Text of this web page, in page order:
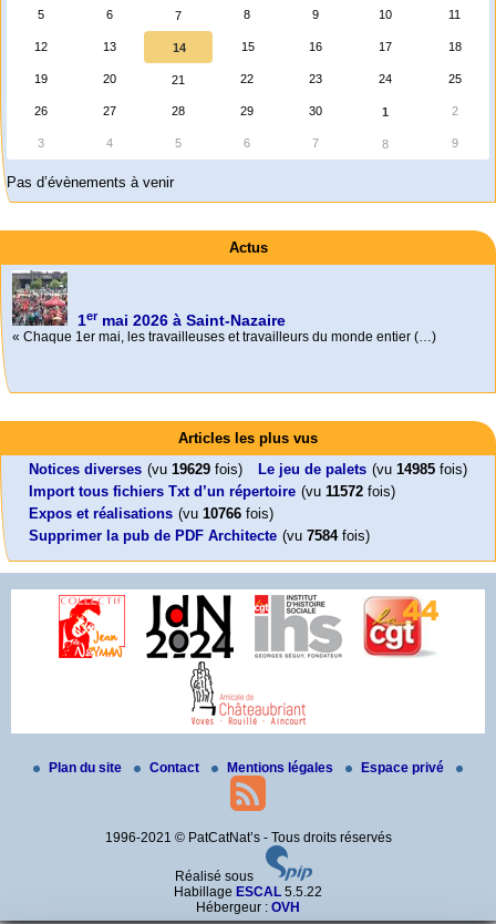
5 6 7 8 9 10 11
12 13 14 15 16 17 18
19 20 21 22 23 24 25
26 27 28 29 30 1 2
3 4 5 6 7 8 9
Pas d’évènements à venir
Actus
1ermai 2026 à Saint-Nazaire
« Chaque 1er mai, les travailleuses et travailleurs du monde entier (…)
Foutez-nous la paix !
Aujourd’hui, mercredi 18 mars 2026, le président de la République
Emmanuel (…)
Leonard Peltier libre !
Leonard Peltier, un Amérindien condamné deux fois à la prison à vie pour
un (…)
En Pays-de-la-Loire le couperet est tombé !
« La présidente Horizons de la région Pays de la Loire veut faire voter ce (…)
Mon CV... Cette perle indique une nouveauté, ou le dernier travail (…)
Articles les plus vus
Notices diverses (vu 19629 fois) Le jeu de palets (vu 14985 fois)
Import tous fichiers Txt d’un répertoire (vu 11572 fois)
Expos et réalisations (vu 10766 fois)
Supprimer la pub de PDF Architecte (vu 7584fois)
Plan du site Contact Mentions légales Espace privé
1996-2021 © PatCatNat’s - Tous droits réservés
Réalisé sous
Habillage ESCAL 5.5.22
Hébergeur : OVH